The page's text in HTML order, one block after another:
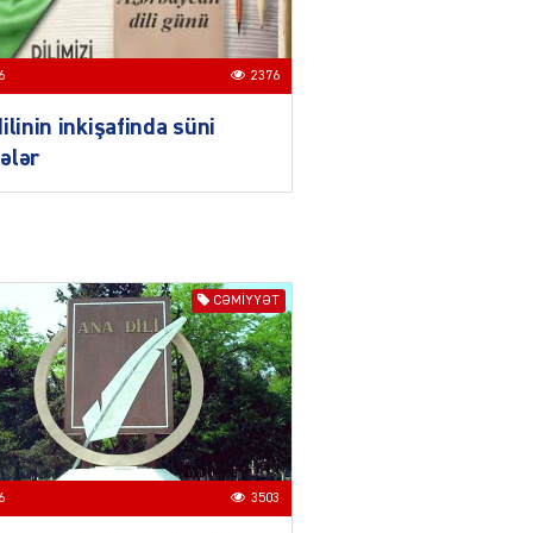
03.08.2026 6624
Azərbaycan və Qırğızıstanı
bir-birinə yaxınlaşdıran
təkcə iqtisadi maraqlar
Azərbaycanın Mərkəzi
Asiya ölkələri ilə
münasibətləri son illərdə
daha da genişlənir
03.08.2026 5907
Asiya ilə əlaqələri ildən-ilə
2376
inkişafinda süni
CƏMIYYƏT
3503